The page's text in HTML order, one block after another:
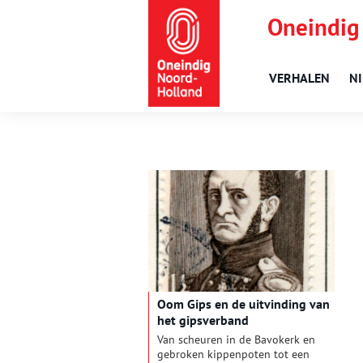
VERHALEN
Oom Gips en de uitvinding van
het gipsverband
Van scheuren in de Bavokerk en
gebroken kippenpoten tot een